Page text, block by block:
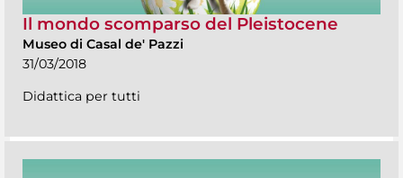
Il mondo scomparso del Pleistocene
Museo di Casal de' Pazzi
31/03/2018
Didattica per tutti